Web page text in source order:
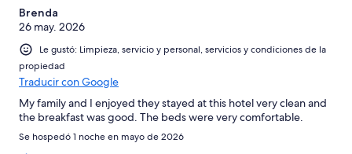
Brenda
26 may. 2026
Le gustó: Limpieza, servicio y personal, servicios y condiciones de la
propiedad
Traducir con Google
My family and I enjoyed they stayed at this hotel very clean and
the breakfast was good. The beds were very comfortable.
Se hospedó 1 noche en mayo de 2026